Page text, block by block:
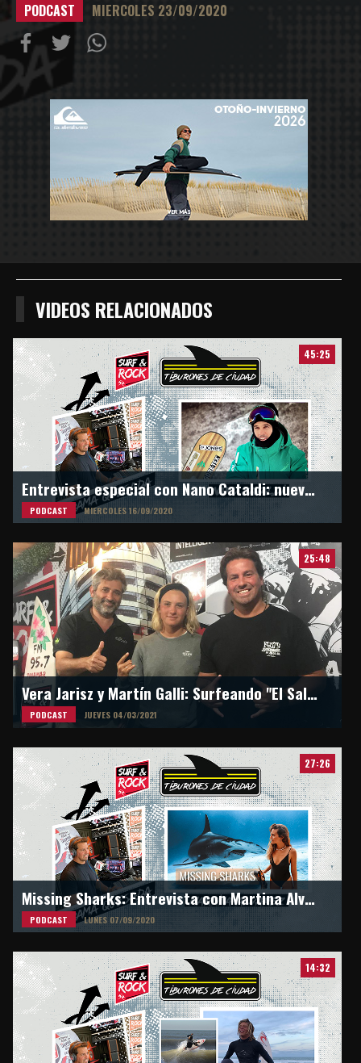
PODCAST MIERCOLES 23/09/2020
Compartir
en
Facebook
Compartir
en
Twitter
VIDEOS RELACIONADOS
45:25
Entrevista especial con Nano Cataldi: nuevo Head coach de snowboard cross de China
PODCAST MIERCOLES 16/09/2020
25:48
Vera Jarisz y Martín Galli: Surfeando "El Salvaje, Chacras Marítimas"
PODCAST JUEVES 04/03/2021
27:26
Missing Sharks: Entrevista con Martina Alvarez desde Panamá
PODCAST LUNES 07/09/2020
14:32